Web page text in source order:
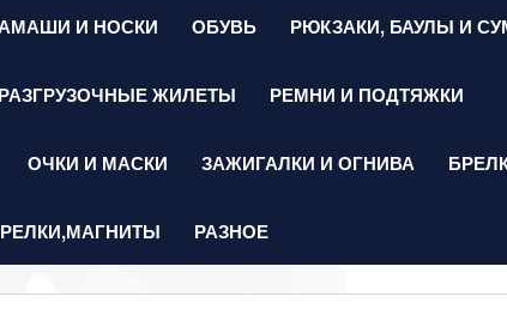
И НОСКИ ОБУВЬ РЮКЗАКИ, БАУЛЫ И
РАЗГРУЗОЧНЫЕ ЖИЛЕТЫ РЕМНИ И ПОДТЯЖКИ
ОЧКИ И МАСКИ ЗАЖИГАЛКИ И ОГНИВА
РАЗНОЕ